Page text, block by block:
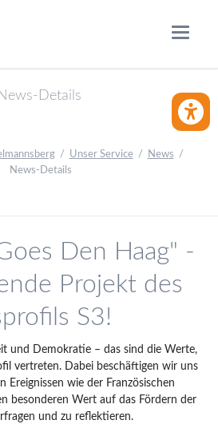
Details
Unser Service
News
News-Details
Den Haag" -
Projekt des
S3!
und Demokratie – das sind die Werte,
vertreten. Dabei beschäftigen wir uns
Ereignissen wie der Französischen
besonderen Wert auf das Fördern der
und zu reflektieren.